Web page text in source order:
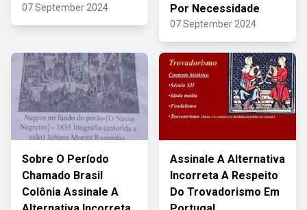
07 September 2024
Por Necessidade
07 September 2024
Sobre O Período
Chamado Brasil
Colônia Assinale A
Assinale A Alternativa
Incorreta A Respeito
Do Trovadorismo Em